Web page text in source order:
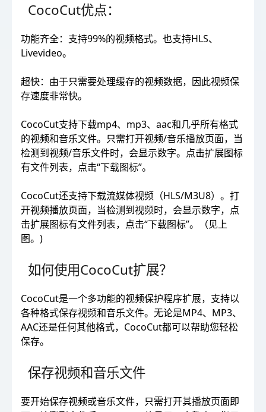
CocoCut优点：
功能齐全：支持99%的视频格式。也支持HLS、
Livevideo。
超快：由于只需要处理缓存的视频数据，因此视频保
存速度非常快。
CocoCut支持下载mp4、mp3、aac和几乎所有格式
的视频和音乐文件。只需打开视频/音乐播放页面，当
检测到视频/音乐文件时，会显示数字。点击扩展图标
有文件列表，点击“下载图标”。
CocoCut还支持下载流媒体视频（HLS/M3U8）。打
开视频播放页面，当检测到视频时，会显示数字，点
击扩展图标有文件列表，点击“下载图标”。（见上
图。)
如何使用CocoCut扩展？
CocoCut是一个多功能的视频保护程序扩展，支持以
各种格式保存视频和音乐文件。无论是MP4、MP3、
AAC还是任何其他格式，CocoCut都可以帮助您轻松
保存。
保存视频和音乐文件
要开始保存视频或音乐文件，只需打开其播放页面即